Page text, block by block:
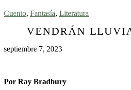
Cuento, Fantasía, Literatura
VENDRÁN
septiembre 7, 2023
Por Ray Bradbury